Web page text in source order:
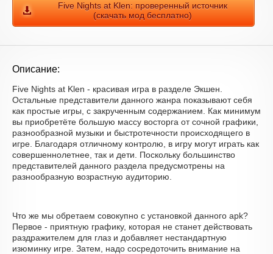
Five Nights at Klen: проверенный источник
(скачать мод бесплатно)
Описание:
Five Nights at Klen - красивая игра в разделе Экшен.
Остальные представители данного жанра показывают себя
как простые игры, с закрученным содержанием. Как минимум
вы приобретёте большую массу восторга от сочной графики,
разнообразной музыки и быстротечности происходящего в
игре. Благодаря отличному контролю, в игру могут играть как
совершеннолетнее, так и дети. Поскольку большинство
представителей данного раздела предусмотрены на
разнообразную возрастную аудиторию.
Что же мы обретаем совокупно с установкой данного apk?
Первое - приятную графику, которая не станет действовать
раздражителем для глаз и добавляет нестандартную
изюминку игре. Затем, надо сосредоточить внимание на